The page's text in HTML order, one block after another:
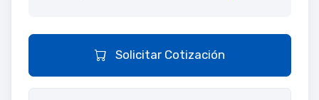
Solicitar Cotización